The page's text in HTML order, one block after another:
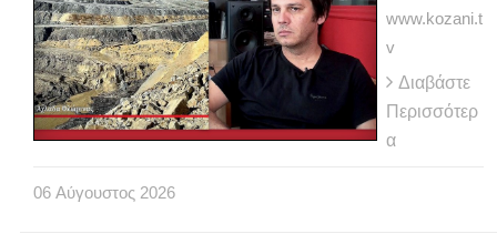
www.kozani.t
v
Διαβάστε
Περισσότερ
α
06 Αύγουστος 2026